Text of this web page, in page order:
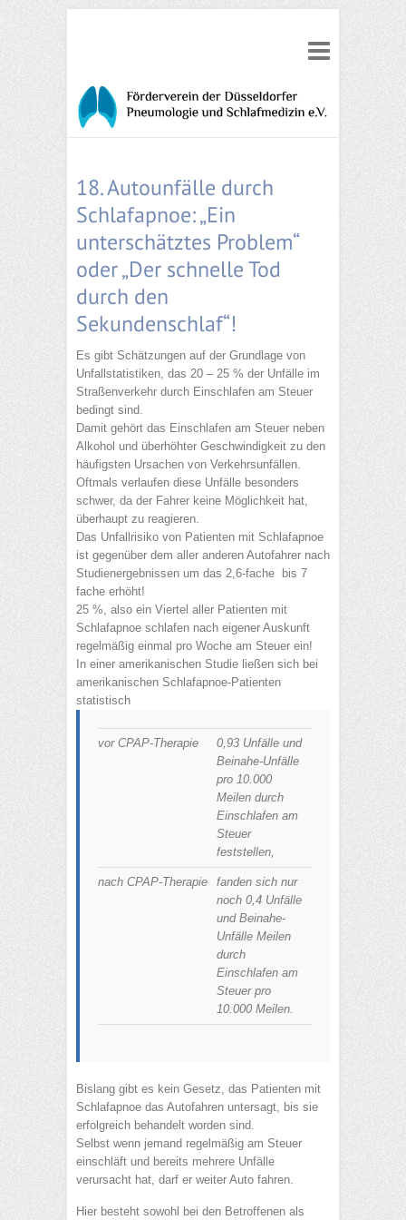
18. Autounfälle durch
Schlafapnoe: „Ein
unterschätztes Problem“
oder „Der schnelle Tod
durch den
Sekundenschlaf“!
Es gibt Schätzungen auf der Grundlage von
Unfallstatistiken, das 20 – 25 % der Unfälle im
Straßenverkehr durch Einschlafen am Steuer
bedingt sind.
Damit gehört das Einschlafen am Steuer neben
Alkohol und überhöhter Geschwindigkeit zu den
häufigsten Ursachen von Verkehrsunfällen.
Oftmals verlaufen diese Unfälle besonders
schwer, da der Fahrer keine Möglichkeit hat,
überhaupt zu reagieren.
Das Unfallrisiko von Patienten mit Schlafapnoe
ist gegenüber dem aller anderen Autofahrer nach
Studienergebnissen um das 2,6-fache bis 7
fache erhöht!
25 %, also ein Viertel aller Patienten mit
Schlafapnoe schlafen nach eigener Auskunft
regelmäßig einmal pro Woche am Steuer ein!
In einer amerikanischen Studie ließen sich bei
amerikanischen Schlafapnoe-Patienten
statistisch
vor CPAP-Therapie
0,93 Unfälle und
Beinahe-Unfälle
pro 10.000
Meilen durch
Einschlafen am
Steuer
feststellen,
nach CPAP-Therapie
fanden sich nur
noch 0,4 Unfälle
und Beinahe-
Unfälle Meilen
durch
Einschlafen am
Steuer pro
10.000 Meilen.
Bislang gibt es kein Gesetz, das Patienten mit
Schlafapnoe das Autofahren untersagt, bis sie
erfolgreich behandelt worden sind.
Selbst wenn jemand regelmäßig am Steuer
einschläft und bereits mehrere Unfälle
verursacht hat, darf er weiter Auto fahren.
Hier besteht sowohl bei den Betroffenen als